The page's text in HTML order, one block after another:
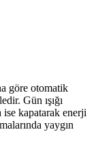
göre otomatik
Gün ışığı
ise kapatarak enerji
yaygın